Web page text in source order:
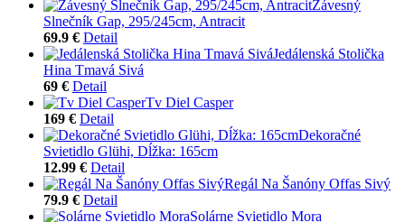
Závesný
Slnečník Gap, 295/245cm, Antracit
69.9 € Detail
Jedálenská Stolička
Hina Tmavá Sivá
69 € Detail
Tv Diel Casper
169 € Detail
Dekoračné
Svietidlo Glühi, Dĺžka: 165cm
12.99 € Detail
Regál Na Šanóny Offas Sivý
79.9 € Detail
Solárne Svietidlo Mora